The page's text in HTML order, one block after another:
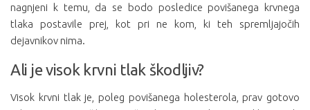
nagnjeni k temu, da se bodo posledice povišanega krvnega
tlaka postavile prej, kot pri ne kom, ki teh spremljajočih
dejavnikov nima.
Ali je visok krvni tlak škodljiv?
Visok krvni tlak je, poleg povišanega holesterola, prav gotovo